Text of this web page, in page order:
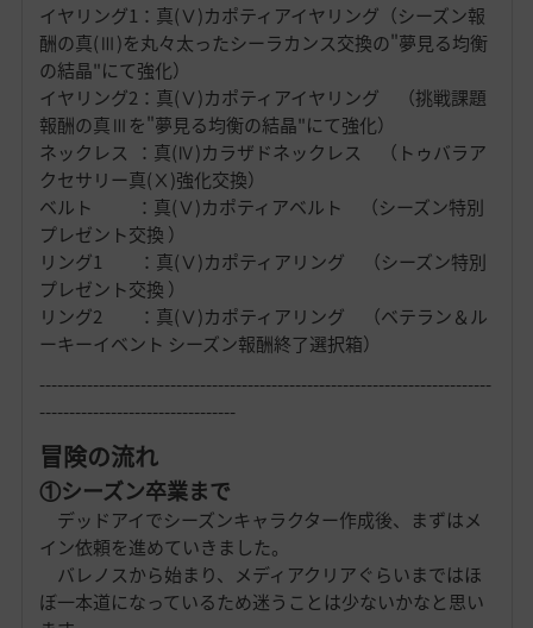
イヤリング1：真(Ⅴ)カポティアイヤリング（シーズン報
酬の真(Ⅲ)を丸々太ったシーラカンス交換の"夢見る均衡
の結晶"にて強化）
イヤリング2：真(Ⅴ)カポティアイヤリング （挑戦課題
報酬の真Ⅲを"夢見る均衡の結晶"にて強化）
ネックレス ：真(Ⅳ)カラザドネックレス （トゥバラア
クセサリー真(Ⅹ)強化交換）
ベルト ：真(Ⅴ)カポティアベルト （シーズン特別
プレゼント交換 ）
リング1 ：真(Ⅴ)カポティアリング （シーズン特別
プレゼント交換 ）
リング2 ：真(Ⅴ)カポティアリング （ベテラン＆ル
ーキーイベント シーズン報酬終了選択箱）
----------------------------------------------------------------------------
---------------------------------
冒険の流れ
①シーズン卒業まで
デッドアイでシーズンキャラクター作成後、まずはメ
イン依頼を進めていきました。
バレノスから始まり、メディアクリアぐらいまではほ
ぼ一本道になっているため迷うことは少ないかなと思い